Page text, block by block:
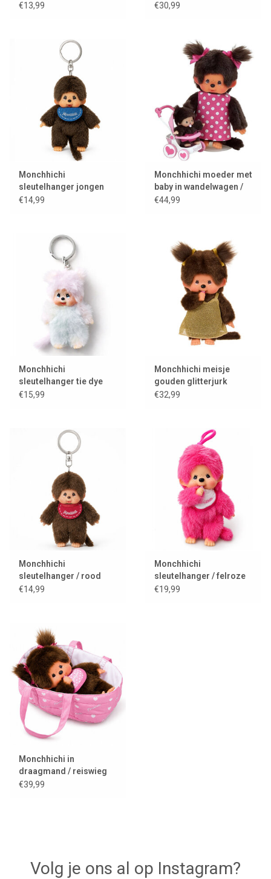
roze
€13,99 €30,99
Monchhichi
sleutelhanger jongen
€14,99
Monchhichi moeder met
baby in wandelwagen /
mothercare
€44,99
Monchhichi
sleutelhanger tie dye
€15,99
Monchhichi meisje
gouden glitterjurk
€32,99
Monchhichi
sleutelhanger / rood
slabbetje
€14,99
Monchhichi
sleutelhanger / felroze
€19,99
Monchhichi in
draagmand / reiswieg
€39,99
Volg je ons al op Instagram?